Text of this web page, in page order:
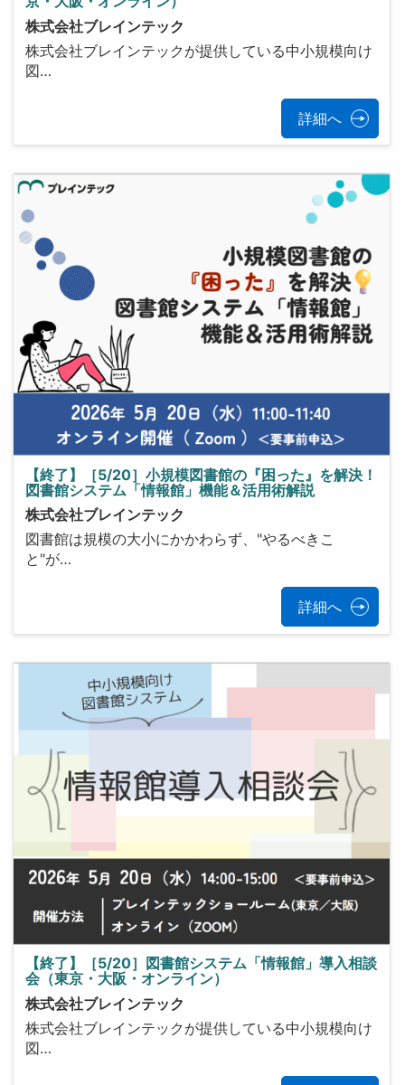
株式会社ブレインテック
株式会社ブレインテックが提供している中小規模向け
図…
詳細へ
【終了】［5/20］小規模図書館の『困った』を解決！
図書館システム「情報館」機能＆活用術解説
株式会社ブレインテック
図書館は規模の大小にかかわらず、"やるべきこ
と"が…
詳細へ
【終了】［5/20］図書館システム「情報館」導入相談
会（東京・大阪・オンライン）
株式会社ブレインテック
株式会社ブレインテックが提供している中小規模向け
図…